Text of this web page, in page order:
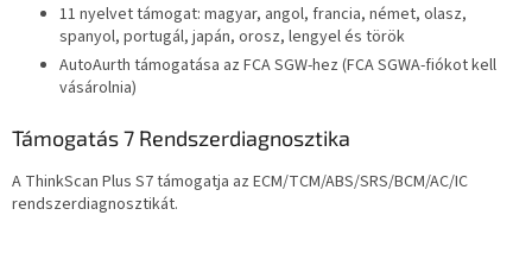
11 nyelvet támogat: magyar, angol, francia, német, olasz,
spanyol, portugál, japán, orosz, lengyel és török
AutoAurth támogatása az FCA SGW-hez (FCA SGWA-fiókot kell
vásárolnia)
Támogatás 7 Rendszerdiagnosztika
A ThinkScan Plus S7 támogatja az ECM/TCM/ABS/SRS/BCM/AC/IC
rendszerdiagnosztikát.